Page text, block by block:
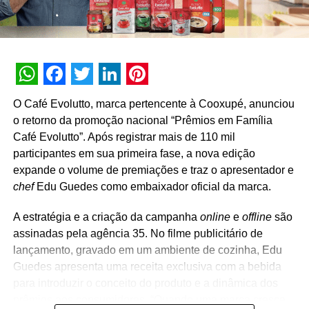
para guardar com orgulho”, comenta a gerente de
marketing de Nescau, Mariana Santos.
“Presentear os fãs com a marca de skate que esteve em
todas as minhas principais conquistas é incrível. É como
mim. Tenho certeza de que mais crianças — e em
especial as meninas –, vão querer começar a andar de
skate”, disse Rayssa.
A promoção se encerra em 25 de agosto. A cada R＄ 15
em compras de produtos participantes Nescau, o
devem ser cadastradas no site da promoção. Os sorteios
acontecem em 30 de julho, 13 e 27 de agosto nas 150
lojas aderentes. Já o sorteio geral será realizado em 3 de
WhatsApp
Facebook
Twitter
LinkedIn
Pinterest
O Café Evolutto, marca pertencente à Cooxupé, anunciou
o retorno da promoção nacional “Prêmios em Família
Café Evolutto”. Após registrar mais de 110 mil
participantes em sua primeira fase, a nova edição
expande o volume de premiações e traz o apresentador e
chefEdu Guedes como embaixador oficial da marca.
A estratégia e a criação da campanha onlinee offlinesão
assinadas pela agência 35. No filme publicitário de
lançamento, gravado em um ambiente de cozinha, Edu
Guedes apresenta uma receita exclusiva com a bebida